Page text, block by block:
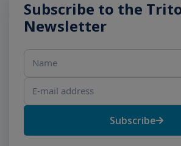
Subscribe to the
Newsletter
Subscribe